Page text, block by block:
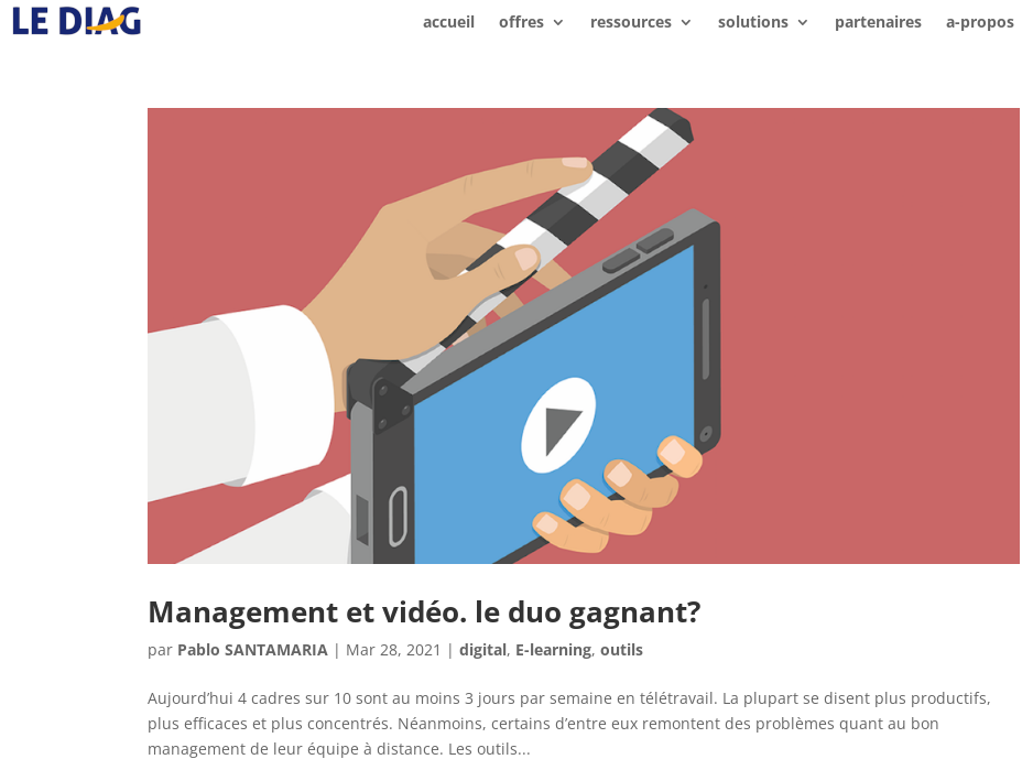
accueil offres ressources solutions partenaires a-propos
Management et vidéo. le duo gagnant?
par Pablo SANTAMARIA | Mar 28, 2021 |digital, E-learning,outils
Aujourd’hui 4 cadres sur 10 sont au moins 3 jours par semaine en télétravail. La plupart se disent plus productifs,
plus efficaces et plus concentrés. Néanmoins, certains d’entre eux remontent des problèmes quant au bon
management de leur équipe à distance. Les outils...